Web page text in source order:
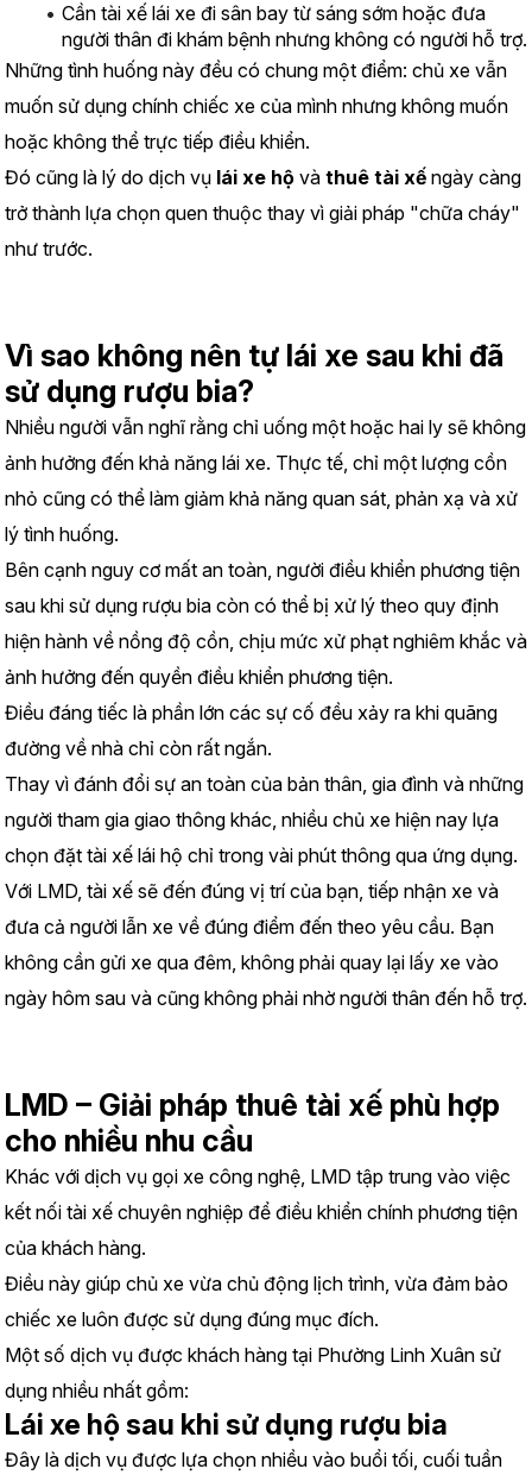
Cần tài xế lái xe đi sân bay từ sáng sớm hoặc đưa
người thân đi khám bệnh nhưng không có người hỗ trợ.
Những tình huống này đều có chung một điểm: chủ xe vẫn
muốn sử dụng chính chiếc xe của mình nhưng không muốn
hoặc không thể trực tiếp điều khiển.
Đó cũng là lý do dịch vụ lái xe hộ và thuê tài xế ngày càng
trở thành lựa chọn quen thuộc thay vì giải pháp "chữa cháy"
như trước.
Vì sao không nên tự lái xe sau khi đã
sử dụng rượu bia?
Nhiều người vẫn nghĩ rằng chỉ uống một hoặc hai ly sẽ không
ảnh hưởng đến khả năng lái xe. Thực tế, chỉ một lượng cồn
nhỏ cũng có thể làm giảm khả năng quan sát, phản xạ và xử
lý tình huống.
Bên cạnh nguy cơ mất an toàn, người điều khiển phương tiện
sau khi sử dụng rượu bia còn có thể bị xử lý theo quy định
hiện hành về nồng độ cồn, chịu mức xử phạt nghiêm khắc và
ảnh hưởng đến quyền điều khiển phương tiện.
Điều đáng tiếc là phần lớn các sự cố đều xảy ra khi quãng
đường về nhà chỉ còn rất ngắn.
Thay vì đánh đổi sự an toàn của bản thân, gia đình và những
người tham gia giao thông khác, nhiều chủ xe hiện nay lựa
chọn đặt tài xế lái hộ chỉ trong vài phút thông qua ứng dụng.
Với LMD, tài xế sẽ đến đúng vị trí của bạn, tiếp nhận xe và
đưa cả người lẫn xe về đúng điểm đến theo yêu cầu. Bạn
không cần gửi xe qua đêm, không phải quay lại lấy xe vào
ngày hôm sau và cũng không phải nhờ người thân đến hỗ trợ.
LMD – Giải pháp thuê tài xế phù hợp
cho nhiều nhu cầu
Khác với dịch vụ gọi xe công nghệ, LMD tập trung vào việc
kết nối tài xế chuyên nghiệp để điều khiển chính phương tiện
của khách hàng.
Điều này giúp chủ xe vừa chủ động lịch trình, vừa đảm bảo
chiếc xe luôn được sử dụng đúng mục đích.
Một số dịch vụ được khách hàng tại Phường Linh Xuân sử
dụng nhiều nhất gồm:
Lái xe hộ sau khi sử dụng rượu bia
Đây là dịch vụ được lựa chọn nhiều vào buổi tối, cuối tuần